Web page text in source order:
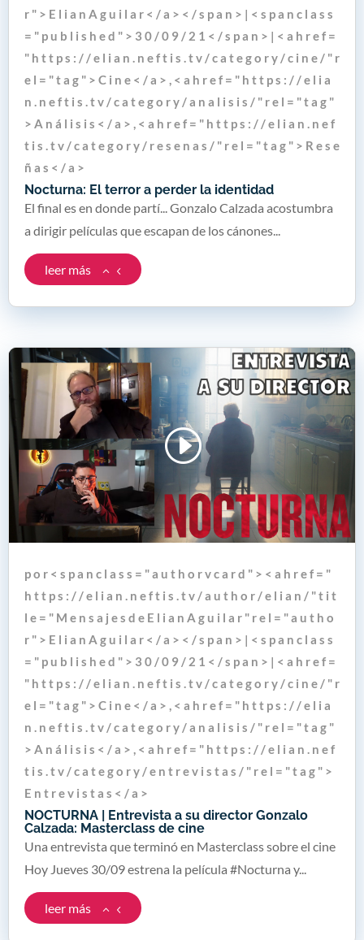
Nocturna: El terror a perder la identidad
r " > E l i a n A g u i l a r < / a > < / s p a n > | < s p a n c l a s s
= " p u b l i s h e d " > 3 0 / 0 9 / 2 1 < / s p a n > | < a h r e f =
" h t t p s : / / e l i a n . n e f t i s . t v / c a t e g o r y / c i n e / " r
e l = " t a g " > C i n e < / a > , < a h r e f = " h t t p s : / / e l i a
n . n e f t i s . t v / c a t e g o r y / a n a l i s i s / " r e l = " t a g "
> A n á l i s i s < / a > , < a h r e f = " h t t p s : / / e l i a n . n e f
t i s . t v / c a t e g o r y / r e s e n a s / " r e l = " t a g " > R e s e
ñ a s < / a >
El final es en donde partí... Gonzalo Calzada acostumbra
a dirigir películas que escapan de los cánones...
leer más
NOCTURNA | Entrevista a su director Gonzalo
Calzada: Masterclass de cine
p o r < s p a n c l a s s = " a u t h o r v c a r d " > < a h r e f = "
h t t p s : / / e l i a n . n e f t i s . t v / a u t h o r / e l i a n / " t i t
l e = " M e n s a j e s d e E l i a n A g u i l a r " r e l = " a u t h o
r " > E l i a n A g u i l a r < / a > < / s p a n > | < s p a n c l a s s
= " p u b l i s h e d " > 3 0 / 0 9 / 2 1 < / s p a n > | < a h r e f =
" h t t p s : / / e l i a n . n e f t i s . t v / c a t e g o r y / c i n e / " r
e l = " t a g " > C i n e < / a > , < a h r e f = " h t t p s : / / e l i a
n . n e f t i s . t v / c a t e g o r y / a n a l i s i s / " r e l = " t a g "
> A n á l i s i s < / a > , < a h r e f = " h t t p s : / / e l i a n . n e f
t i s . t v / c a t e g o r y / e n t r e v i s t a s / " r e l = " t a g " >
E n t r e v i s t a s < / a >
Una entrevista que terminó en Masterclass sobre el cine
Hoy Jueves 30/09 estrena la película #Nocturna y...
leer más